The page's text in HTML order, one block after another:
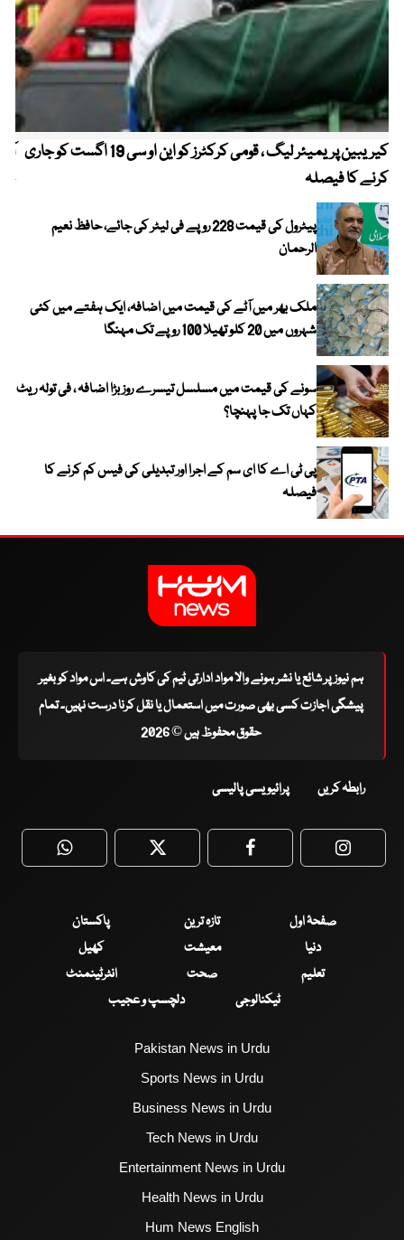
کیریبین پریمیئر لیگ ، قومی کرکٹرز کو این او سی 19 اگست کو جاری
کرنے کا فیصلہ
پیٹرول کی قیمت 228 روپے فی لیٹر کی جائے، حافظ نعیم
الرحمان
ملک بھر میں آٹے کی قیمت میں اضافہ، ایک ہفتے میں کئی
شہروں میں 20 کلو تھیلا 100 روپے تک مہنگا
سونے کی قیمت میں مسلسل تیسرے روز بڑا اضافہ ، فی تولہ ریٹ
کہاں تک جا پہنچا؟
پی ٹی اے کا ای سم کے اجرا اور تبدیلی کی فیس کم کرنے کا
فیصلہ
ہم نیوز پر شائع یا نشر ہونے والا مواد ادارتی ٹیم کی کاوش ہے۔ اس مواد کو بغیر
پیشگی اجازت کسی بھی صورت میں استعمال یا نقل کرنا درست نہیں۔ تمام
حقوق محفوظ ہیں © 2026
رابطہ کریں پرائیویسی پالیسی
WhatsApp Twitter Facebook
صفحۂ اول تازہ ترین
پاکستان
دنیا
معیشت
کھیل
تعلیم
صحت
انٹرٹینمنٹ
ٹیکنالوجی
دلچسپ و عجیب
Pakistan News in Urdu
Sports News in Urdu
Business News in Urdu
Tech News in Urdu
Entertainment News in Urdu
Health News in Urdu
Hum News English